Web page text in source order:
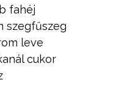
fahéj
szegfűszeg
leve
cukor